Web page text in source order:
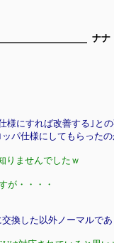
ナナ
様にすれば改善する｣と
パ仕様にしてもらった
りませんでしたｗ
が・・・・
換した以外ノーマルで